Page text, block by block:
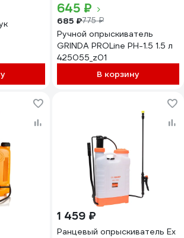
645 ₽
685 ₽775 ₽
Ручной опрыскиватель
GRINDA PROLine PH-1.5 1.5 л
425055_z01
В корзину
1 459 ₽
Ранцевый опрыскиватель Ex